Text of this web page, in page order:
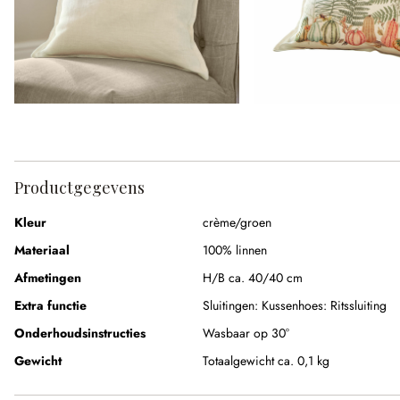
Productgegevens
Kleur
crème/groen
Materiaal
100% linnen
Afmetingen
H/B ca. 40/40 cm
Extra functie
Sluitingen: Kussenhoes: Ritssluiting
Onderhoudsinstructies
Wasbaar op 30°
Gewicht
Totaalgewicht ca. 0,1 kg